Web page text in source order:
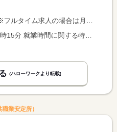
算額）、パート求人の場合は時間額を表示しています。
(ハローワークより転載)
業安定所）